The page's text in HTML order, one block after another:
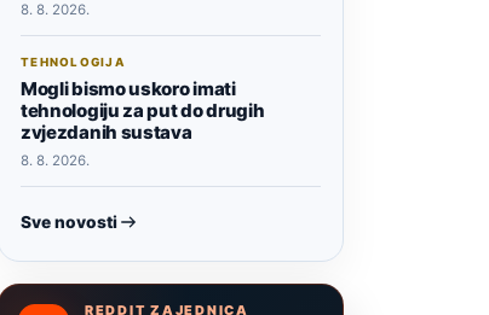
8. 8. 2026.
TEHNOLOGIJA
Mogli bismo uskoro imati
tehnologiju za put do drugih
zvjezdanih sustava
8. 8. 2026.
Sve novosti
REDDIT ZAJEDNICA